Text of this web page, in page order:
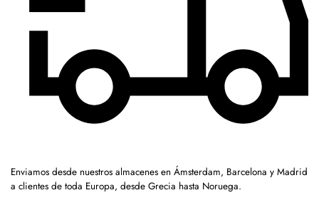
Enviamos desde nuestros almacenes en Ámsterdam, Barcelona y Madrid
a clientes de toda Europa, desde Grecia hasta Noruega.